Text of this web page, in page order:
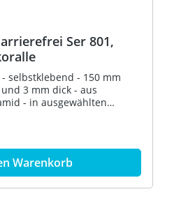
Ser 801,
selbstklebend - 150 mm
3 mm dick - aus
- in ausgewählten
Warenkorb